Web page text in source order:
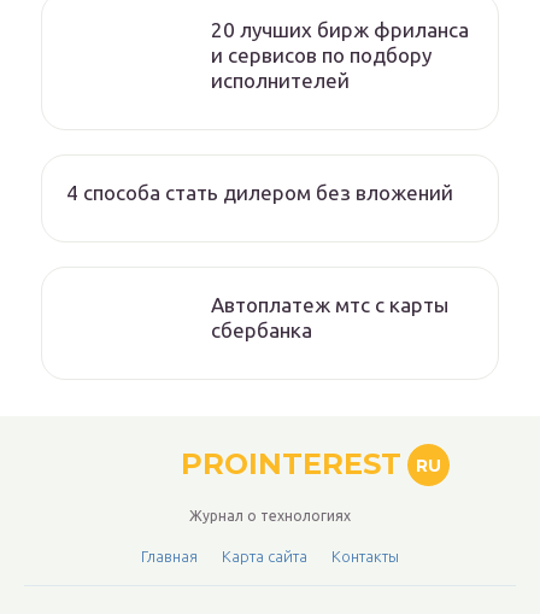
20 лучших бирж фриланса
и сервисов по подбору
исполнителей
4 способа стать дилером без вложений
Автоплатеж мтс с карты
сбербанка
PROINTEREST RU
Журнал о технологиях
Главная Карта сайта Контакты